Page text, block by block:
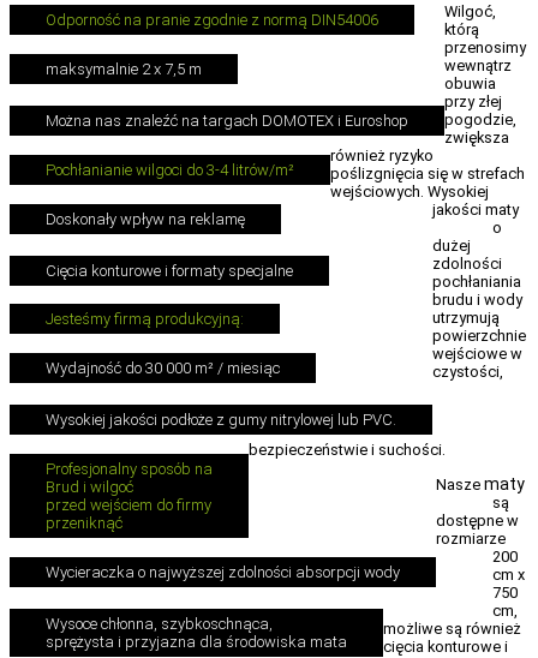
Odporność na pranie zgodnie z normą DIN54006
maksymalnie 2 x 7,5 m
Można nas znaleźć na targach DOMOTEX i Euroshop
Pochłanianie wilgoci do 3-4 litrów/m²
Doskonały wpływ na reklamę
Cięcia konturowe i formaty specjalne
Jesteśmy firmą produkcyjną:
Wydajność do 30 000 m² / miesiąc
Wysokiej jakości podłoże z gumy nitrylowej lub PVC.
Profesjonalny sposób na
Brud i wilgoć
przed wejściem do firmy
przeniknąć
Wycieraczka o najwyższej zdolności absorpcji wody
Wysoce chłonna, szybkoschnąca,
sprężysta i przyjazna dla środowiska mata
Wilgoć,
którą
przenosimy
wewnątrz
obuwia
przy złej
pogodzie,
zwiększa
również ryzyko
poślizgnięcia się w strefach
wejściowych. Wysokiej
jakości maty
o
dużej
zdolności
pochłaniania
brudu i wody
utrzymują
powierzchnie
wejściowe w
czystości,
bezpieczeństwie i suchości.
Nasze maty
są
dostępne w
rozmiarze
200
cm x
750
cm,
możliwe są również
cięcia konturowe i